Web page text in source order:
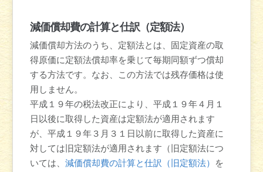
減価償却費の計算と仕訳（定額法）
減価償却方法のうち、定額法とは、固定資産の取
得原価に定額法償却率を乗じて毎期同額ずつ償却
する方法です。 なお、この方法では残存価格は使
用しません。
平成１９年の税法改正により、平成１９年４月１
日以後に取得した資産は定額法が適用されます
が、平成１９年３月３１日以前に取得した資産に
対しては旧定額法が適用されます（旧定額法につ
いては、減価償却費の計算と仕訳（旧定額法） を